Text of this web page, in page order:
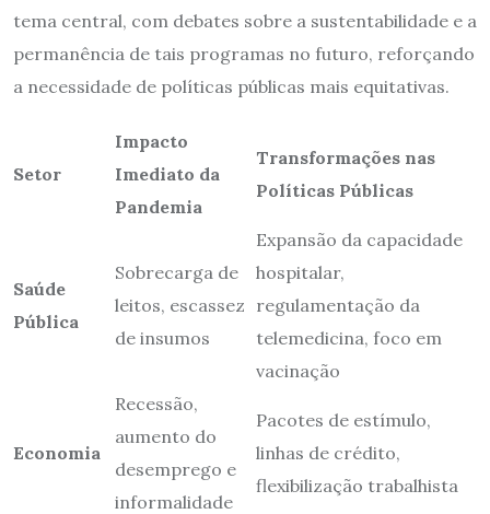
tema central, com debates sobre a sustentabilidade e a
permanência de tais programas no futuro, reforçando
a necessidade de políticas públicas mais equitativas.
Setor
Impacto
Imediato da
Pandemia
Transformações nas
Políticas Públicas
Saúde
Pública
Sobrecarga de
leitos, escassez
de insumos
Expansão da capacidade
hospitalar,
regulamentação da
telemedicina, foco em
vacinação
Economia
Recessão,
aumento do
desemprego e
informalidade
Pacotes de estímulo,
linhas de crédito,
flexibilização trabalhista